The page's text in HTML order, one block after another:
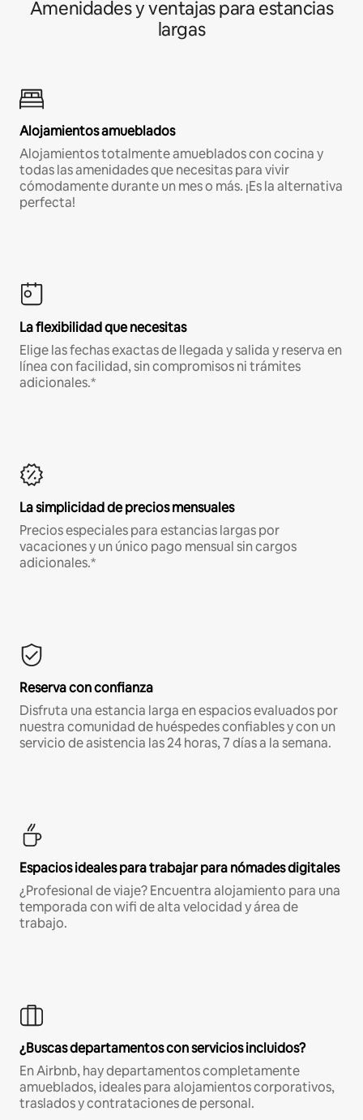
Amenidades y ventajas para estancias
largas
Alojamientos amueblados
Alojamientos totalmente amueblados con cocina y
todas las amenidades que necesitas para vivir
cómodamente durante un mes o más. ¡Es la alternativa
perfecta!
La flexibilidad que necesitas
Elige las fechas exactas de llegada y salida y reserva en
línea con facilidad, sin compromisos ni trámites
adicionales.*
La simplicidad de precios mensuales
Precios especiales para estancias largas por
vacaciones y un único pago mensual sin cargos
adicionales.*
Reserva con confianza
Disfruta una estancia larga en espacios evaluados por
nuestra comunidad de huéspedes confiables y con un
servicio de asistencia las 24 horas, 7 días a la semana.
Espacios ideales para trabajar para nómades digitales
¿Profesional de viaje? Encuentra alojamiento para una
temporada con wifi de alta velocidad y área de
trabajo.
¿Buscas departamentos con servicios incluidos?
En Airbnb, hay departamentos completamente
amueblados, ideales para alojamientos corporativos,
traslados y contrataciones de personal.